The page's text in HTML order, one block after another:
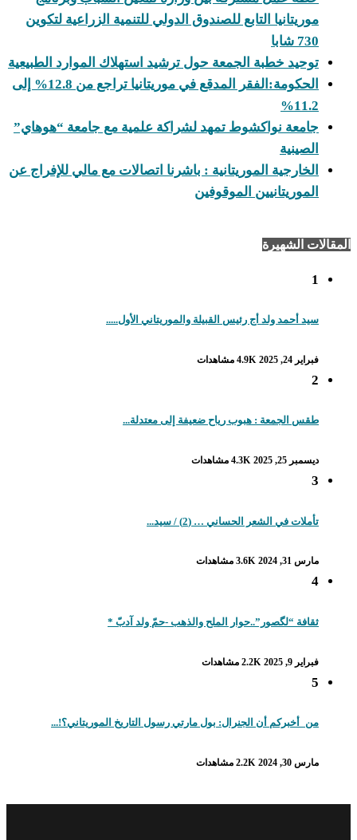
موريتانيا التابع للصندوق الدولي للتنمية الزراعية لتكوين
730 شابا
توحيد خطبة الجمعة حول ترشيد استهلاك الموارد الطبيعية
الحكومة:الفقر المدقع في موريتانيا تراجع من 12.8% إلى
11.2%
جامعة نواكشوط تمهد لشراكة علمية مع جامعة “هوهاي”
الصينية
الخارجية الموريتانية : باشرنا اتصالات مع مالي للإفراج عن
الموريتانيين الموقوفين
المقالات الشهيرة
1
سيد أحمد ولد أج رئيس القبيلة والموريتاني الأول.....
فبراير 24, 2025 4.9K مشاهدات
2
طقس الجمعة : هبوب رياح ضعيفة إلى معتدلة...
ديسمبر 25, 2025 4.3K مشاهدات
3
تأملات في الشعر الحساني … (2) / سيد...
مارس 31, 2024 3.6K مشاهدات
4
ثقافة “لگصور”..حوار الملح والذهب -حمّ ولد آدبّ *
فبراير 9, 2025 2.2K مشاهدات
5
من_أخبركم أن الجنرال: بول مارتي رسول التاريخ الموريتاني؟!...
مارس 30, 2024 2.2K مشاهدات